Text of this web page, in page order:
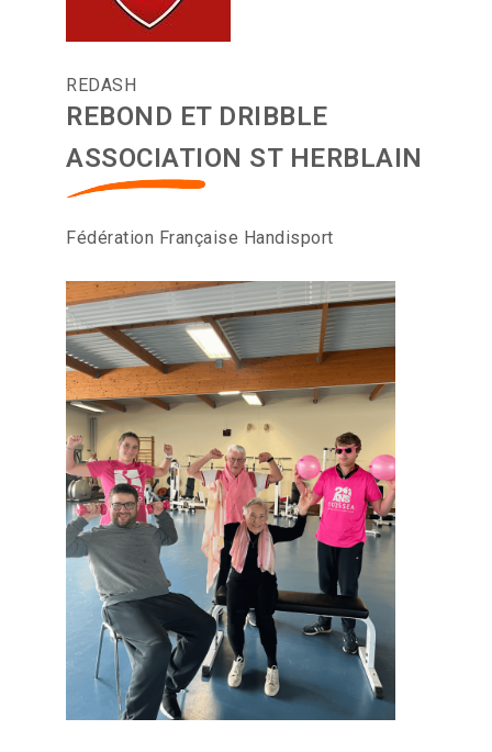
REDASH
REBOND ET DRIBBLE
ASSOCIATION ST HERBLAIN
Fédération Française Handisport